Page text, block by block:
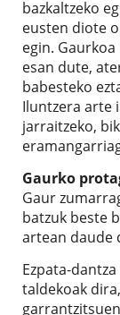
bazkaltzeko
eusten diote
egin.
esan dute,
babesteko
Iluntzera arte
jarraitzeko,
Gaurko
Gaur
batzuk beste
artean daude
Ezpata-
taldekoak